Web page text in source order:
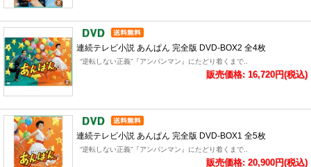
連続テレビ小説 あんぱん 完全版 DVD-BOX2 全4枚
“逆転しない正義”『アンパンマン』にたどり着くまで..
販売価格: 16,720円(税込)
連続テレビ小説 あんぱん 完全版 DVD-BOX1 全5枚
“逆転しない正義”『アンパンマン』にたどり着くまで..
販売価格: 20,900円(税込)